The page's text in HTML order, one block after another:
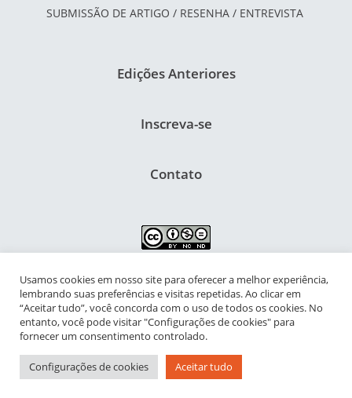
SUBMISSÃO DE ARTIGO / RESENHA / ENTREVISTA
Edições Anteriores
Inscreva-se
Contato
NIPIAC – Núcleo Interdisciplinar de Pesquisa para a Infância e
Adolescência Contemporâneas
Universidade Federal do Rio de Janeiro - Campus da Praia Vermelha
Av. Pasteur, 250 – Urca, Prédio da Decania do CFCH
Rio de Janeiro - RJ, Brasil | CEP 22.290-902
Usamos cookies em nosso site para oferecer a melhor experiência,
lembrando suas preferências e visitas repetidas. Ao clicar em
“Aceitar tudo”, você concorda com o uso de todos os cookies. No
entanto, você pode visitar "Configurações de cookies" para
fornecer um consentimento controlado.
Configurações de cookies Aceitar tudo